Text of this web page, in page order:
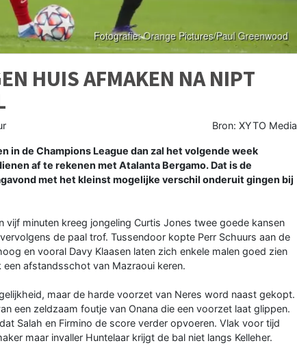
HUIS AFMAKEN NA NIPT
Bron: XYTO Media
in de Champions League dan zal het volgende week
af te rekenen met Atalanta Bergamo. Dat is de
met het kleinst mogelijke verschil onderuit gingen bij
vijf minuten kreeg jongeling Curtis Jones twee goede kansen
de paal trof. Tussendoor kopte Perr Schuurs aan de
en vooral Davy Klaasen laten zich enkele malen goed zien
afstandsschot van Mazraoui keren.
maar de harde voorzet van Neres word naast gekopt.
een zeldzaam foutje van Onana die een voorzet laat glippen.
Salah en Firmino de score verder opvoeren. Vlak voor tijd
maar invaller Huntelaar krijgt de bal niet langs Kelleher.